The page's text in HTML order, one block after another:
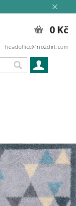
headoffice@no2dirt.com
0 Kč